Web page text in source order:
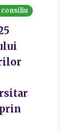
consiliu